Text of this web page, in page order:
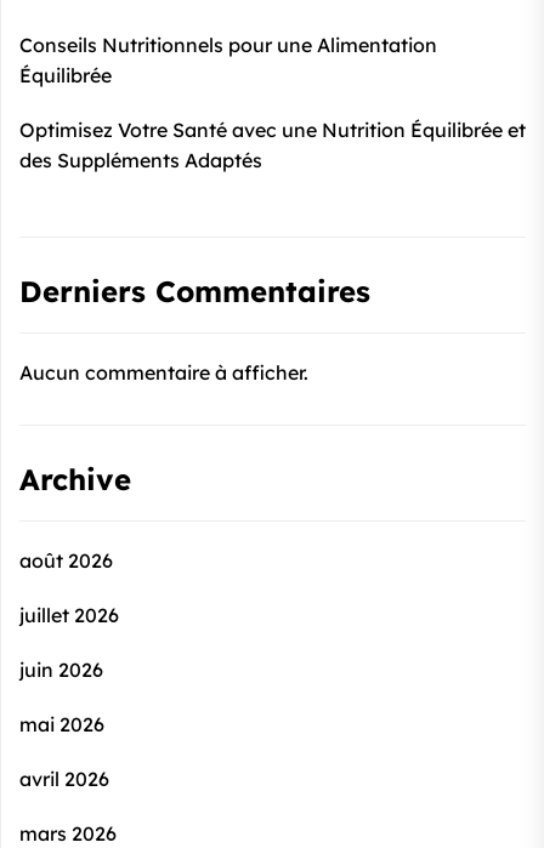
Conseils Nutritionnels pour une Alimentation
Équilibrée
Optimisez Votre Santé avec une Nutrition Équilibrée et
des Suppléments Adaptés
Derniers Commentaires
Aucun commentaire à afficher.
Archive
août 2026
juillet 2026
juin 2026
mai 2026
avril 2026
mars 2026